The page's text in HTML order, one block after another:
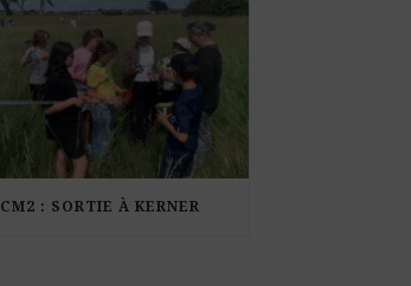
CM2 : SORTIE À KERNER